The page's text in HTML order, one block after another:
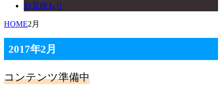
お見積もり
HOME2月
2017年2月
コンテンツ準備中